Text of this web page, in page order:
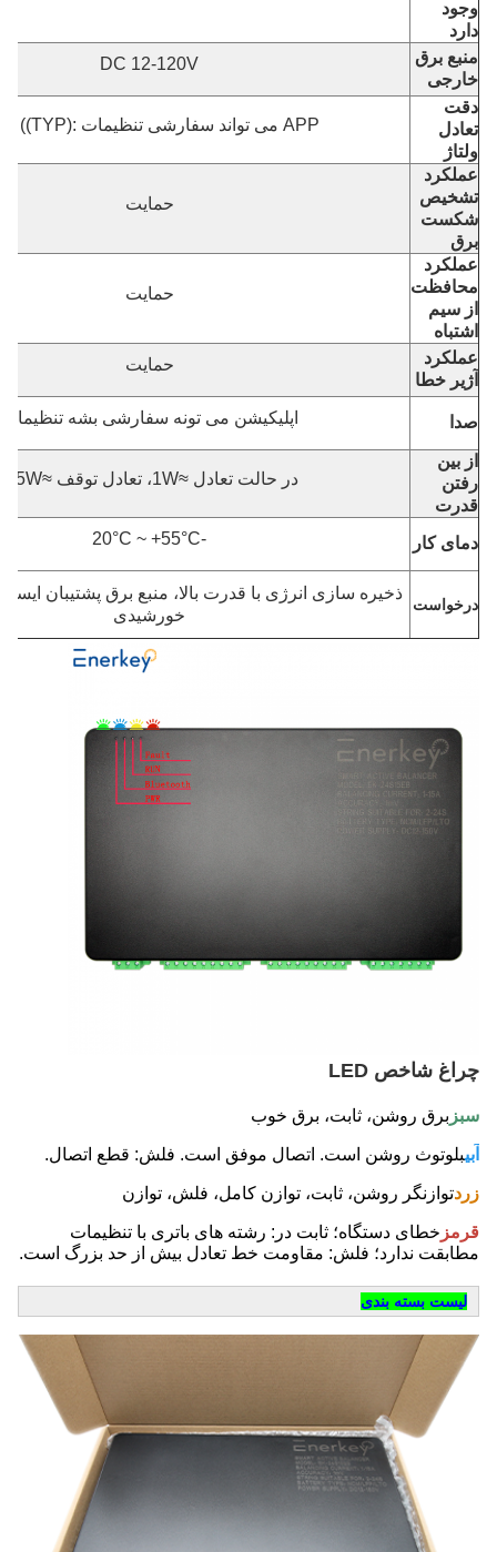
وجود
دارد
منبع برق
خارجی
DC 12-120V
دقت
تعادل
ولتاژ
APP می تواند سفارشی تنظیمات :1mV ((TYP)
عملکرد
تشخیص
شکست
برق
حمایت
عملکرد
محافظت
از سیم
اشتباه
حمایت
عملکرد
آژیر خطا
حمایت
صدا اپلیکیشن می تونه سفارشی بشه تنظیمات
از بین
رفتن
قدرت
در حالت تعادل ≈1W، تعادل توقف ≈0.5W
دمای کار -20°C ~ +55°C
درخواست
ذخیره سازی انرژی با قدرت بالا، منبع برق پشتیبان
خورشیدی
چراغ شاخص LED
سبز برق روشن، ثابت، برق خوب
آبیبلوتوث روشن است. اتصال موفق است. فلش: قطع اتصال.
زردتوازنگر روشن، ثابت، توازن کامل، فلش، توازن
قرمز
مطابقت ندارد؛ فلش: مقاومت خط تعادل بیش از حد بزرگ است.
لیست بسته بندی